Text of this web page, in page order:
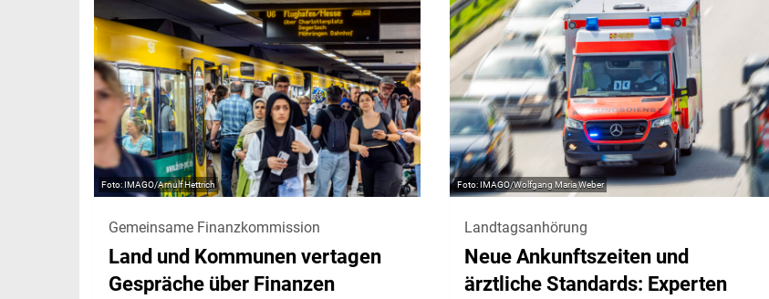
IMAGO/Arnulf Hettrich
Gemeinsame Finanzkommission
Land und Kommunen vertagen
Gespräche über Finanzen
IMAGO/Wolfgang Maria Weber
Landtagsanhörung
Neue Ankunftszeiten und
ärztliche Standards: Experten